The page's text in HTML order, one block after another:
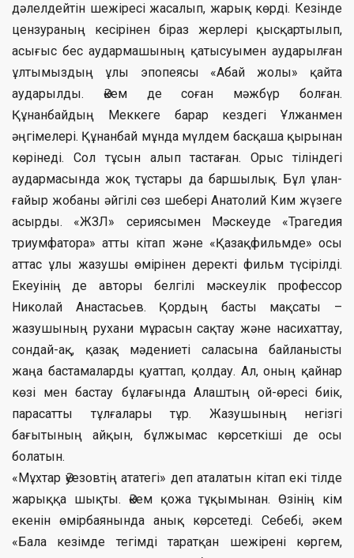
дәлелдейтін шежіресі жасалып, жарық көрді. Кезінде
цензураның кесірінен біраз жерлері қысқартылып,
асығыс бес аудармашының қатысуымен аударылған
ұлтымыздың ұлы эпопеясы «Абай жолы» қайта
аударылды. Әкем де соған мәжбүр болған.
Құнанбайдың Меккеге барар кездегі Ұлжанмен
әңгімелері. Құнанбай мұнда мүлдем басқаша қырынан
көрінеді. Сол тұсын алып тастаған. Орыс тіліндегі
аудармасында жоқ тұстары да баршылық. Бұл ұлан-
ғайыр жобаны әйгілі сөз шебері Анатолий Ким жүзеге
асырды. «ЖЗЛ» сериясымен Мәскеуде «Трагедия
триумфатора» атты кітап және «Қазақфильмде» осы
аттас ұлы жазушы өмірінен деректі фильм түсірілді.
Екеуінің де авторы белгілі мәскеулік профессор
Николай Анастасьев. Қордың басты мақсаты –
жазушының рухани мұрасын сақтау және насихаттау,
сондай-ақ, қазақ мәдениеті саласына байланысты
жаңа бастамаларды қуаттап, қолдау. Ал, оның қайнар
көзі мен бастау бұлағында Алаштың ой-өресі биік,
парасатты тұлғалары тұр. Жазушының негізгі
бағытының айқын, бұлжымас көрсеткіші де осы
болатын.
«Мұхтар Әуезовтің ататегі» деп аталатын кітап екі тілде
жарыққа шықты. Әкем қожа тұқымынан. Өзінің кім
екенін өмірбаянында анық көрсетеді. Себебі, әкем
«Бала кезімде тегімді таратқан шежірені көргем,